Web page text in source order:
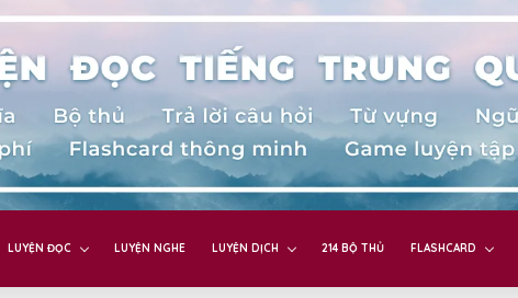
LUYỆN ĐỌC LUYỆN NGHE LUYỆN DỊCH 214 BỘ THỦ FLASHCARD